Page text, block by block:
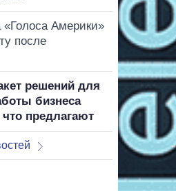
«Голоса Америки»
после
решений для
бизнеса
предлагают